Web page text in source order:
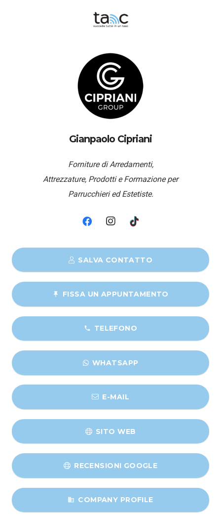
Gianpaolo Cipriani
Forniture di Arredamenti,
Attrezzature, Prodotti e Formazione per
Parrucchieri ed Estetiste.
SALVA CONTATTO
push_pin FISSA UN APPUNTAMENTO
phone TELEFONO
WHATSAPP
E-MAIL
SITO WEB
RECENSIONI GOOGLE
business COMPANY PROFILE